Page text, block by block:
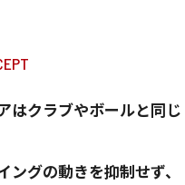
はクラブやボールと同
ングの動きを抑制せず、